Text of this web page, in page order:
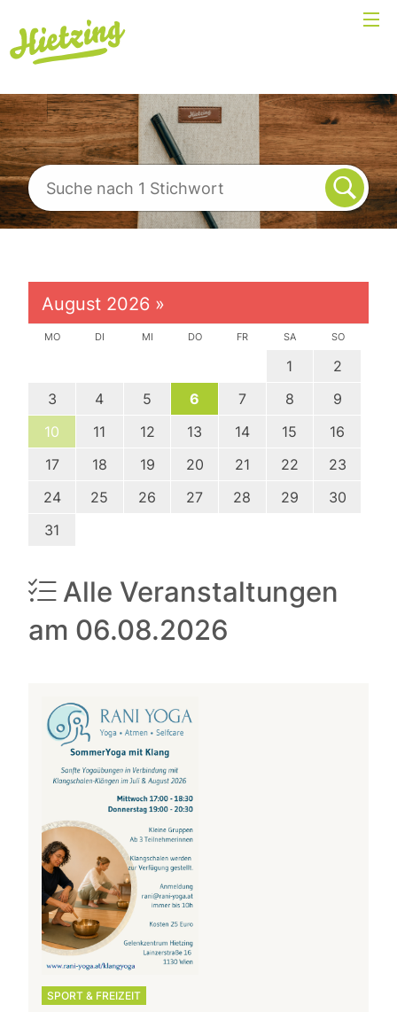
August 2026 »
MO DI MI DO FR SA SO
1
2
3
4 5 6 7 8
9
10
11 12 13 14 15
16
17
18 19 20 21 22
23
24
25 26 27 28 29
30
31
Alle Veranstaltungen
am 06.08.2026
SPORT & FREIZEIT